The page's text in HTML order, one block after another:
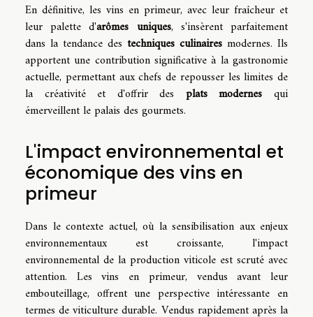
En définitive, les vins en primeur, avec leur fraîcheur et
leur palette d'arômes uniques, s'insèrent parfaitement
dans la tendance des techniques culinaires modernes. Ils
apportent une contribution significative à la gastronomie
actuelle, permettant aux chefs de repousser les limites de
la créativité et d'offrir des plats modernes qui
émerveillent le palais des gourmets.
L'impact environnemental et
économique des vins en
primeur
Dans le contexte actuel, où la sensibilisation aux enjeux
environnementaux est croissante, l'impact
environnemental de la production viticole est scruté avec
attention. Les vins en primeur, vendus avant leur
embouteillage, offrent une perspective intéressante en
termes de viticulture durable. Vendus rapidement après la